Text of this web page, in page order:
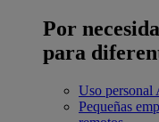
Por
para
Uso personal
Pequeñas